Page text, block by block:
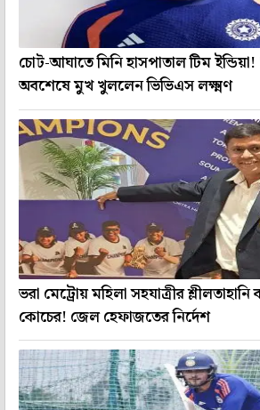
চোট-আঘাতে মিনি হাসপাতাল টিম
অবশেষে মুখ খুললেন ভিভিএস লক্ষ্মণ
ভরা মেট্রোয় মহিলা সহযাত্রীর শ্লীলতাহানি
কোচের! জেল হেফাজতের নির্দেশ